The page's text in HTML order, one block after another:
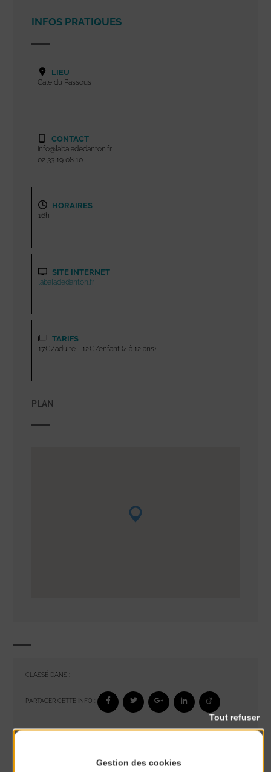
INFOS PRATIQUES
LIEU
Cale du Passous
CONTACT
info@labaladedanton.fr
02 33 19 08 10
HORAIRES
16h
SITE INTERNET
labaladedanton.fr
TARIFS
17€/adulte - 12€/enfant (4 à 12 ans)
PLAN
CLASSÉ DANS :
PARTAGER CETTE INFO :
Gestion des cookies
Tout refuser